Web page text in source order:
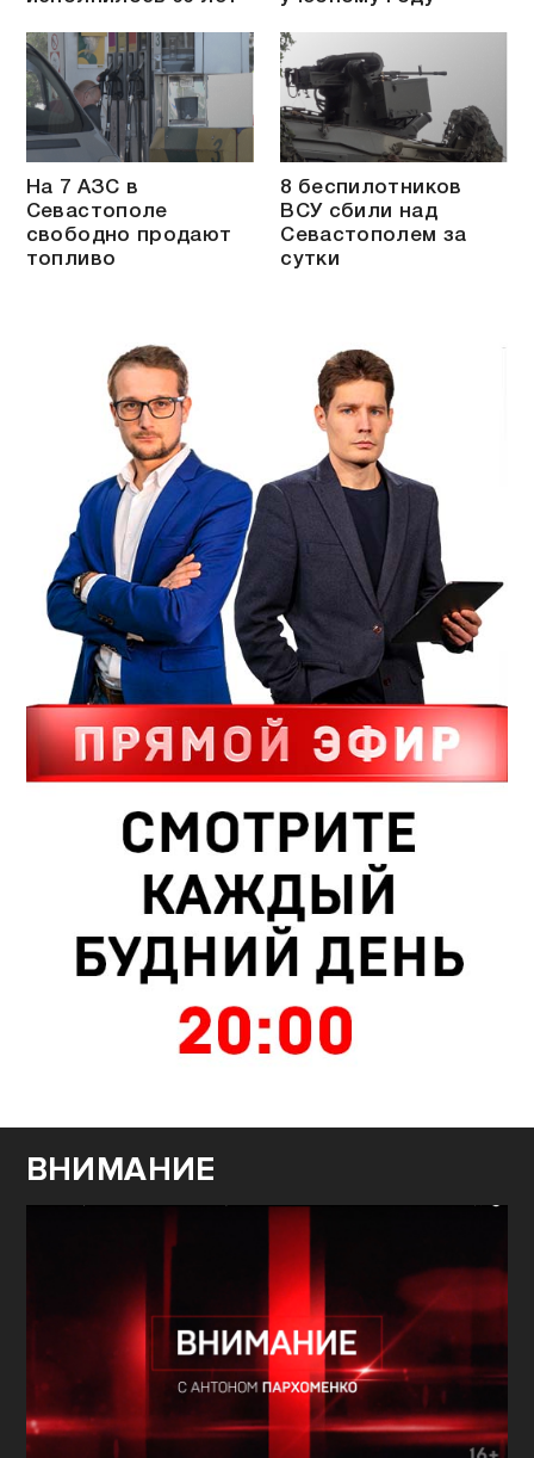
На 7 АЗС в
Севастополе
свободно продают
топливо
8 беспилотников
ВСУ сбили над
Севастополем за
сутки
ВНИМАНИЕ